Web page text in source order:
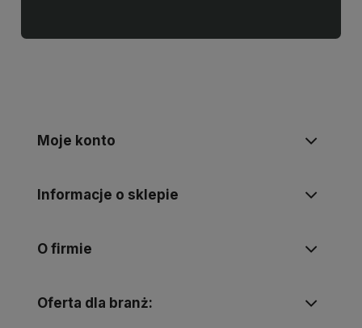
Moje konto
Informacje o sklepie
O firmie
Oferta dla branż: